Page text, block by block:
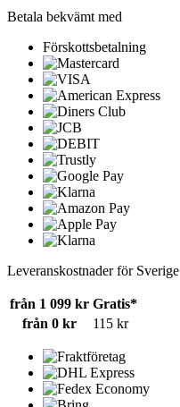
Betala bekvämt med
Förskottsbetalning
Leveranskostnader för Sverige
från 1 099 kr Gratis*
från 0 kr
115 kr